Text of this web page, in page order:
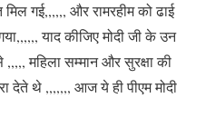
गई,,,,,, और रामरहीम को ढाई
याद कीजिए मोदी जी के उन
महिला सम्मान और सुरक्षा की
देते थे ,,,,,,, आज ये ही पीएम मोदी